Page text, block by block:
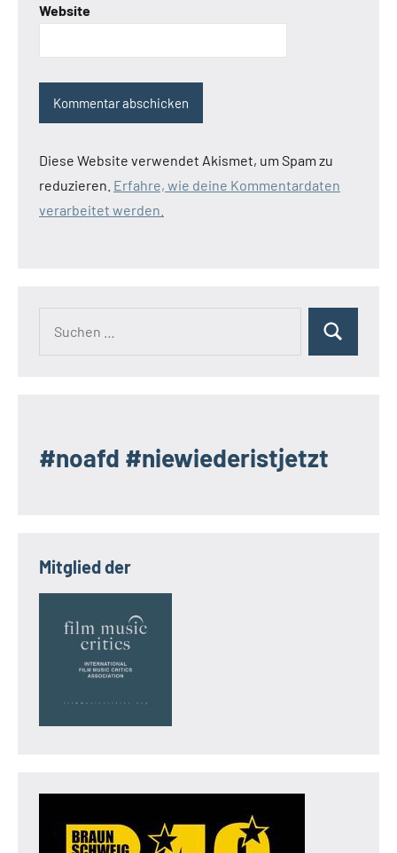
Website
Diese Website verwendet Akismet, um Spam zu
reduzieren. Erfahre, wie deine Kommentardaten
verarbeitet werden.
Suchen
#noafd #niewiederistjetzt
Mitglied der